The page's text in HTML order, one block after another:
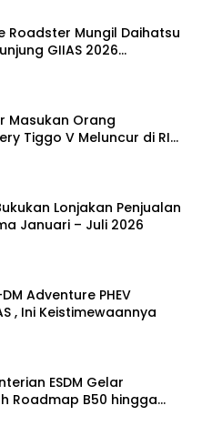
Roadster Mungil Daihatsu
GIIAS 2026
Masukan Orang
Tiggo V Meluncur di RI
Lonjakan Penjualan
Januari – Juli 2026
Adventure PHEV
, Ini Keistimewaannya
ESDM Gelar
Roadmap B50 hingga